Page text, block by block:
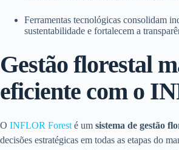
Ferramentas tecnológicas consolidam
sustentabilidade e fortalecem a
Gestão florestal
eficiente com o
O INFLOR Forest é um sistema de gestão
decisões estratégicas em todas as etapas do